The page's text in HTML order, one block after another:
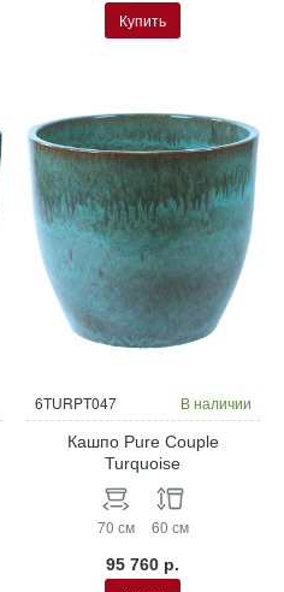
Купить
6TURPT047 В наличии
Кашпо Pure Couple
Turquoise
70 см 60 см
95 760 р.